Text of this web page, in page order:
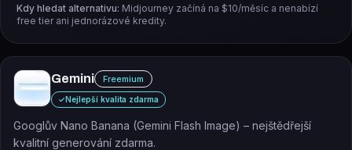
Kdy hledat alternativu: Midjourney začíná na $10/měsíc a nenabízí
free tier ani jednorázové kredity.
Gemini Freemium
✓Nejlepší kvalita zdarma
Googlův Nano Banana (Gemini Flash Image) – nejštědřejší
kvalitní generování zdarma.